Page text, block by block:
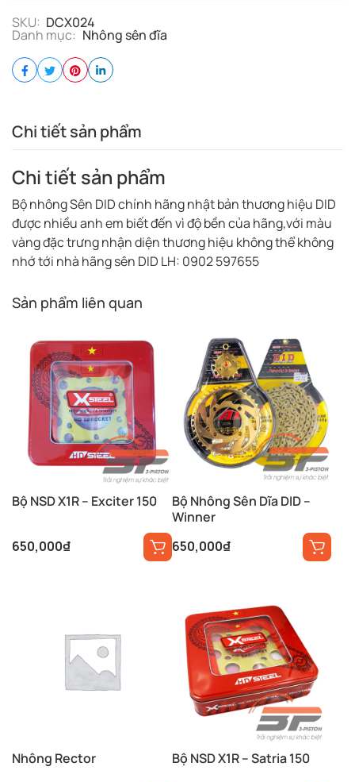
SKU: DCX024
Danh mục: Nhông sên đĩa
Chi tiết sản phẩm
Chi tiết sản phẩm
Bộ nhông Sên DID chính hãng nhật bản thương hiệu DID
được nhiều anh em biết đến vì độ bền của hãng,với màu
vàng đặc trưng nhận diện thương hiệu không thể không
nhớ tới nhà hãng sên DID LH: 0902 597655
Sản phẩm liên quan
Bộ NSD X1R – Exciter 150
650,000₫
Bộ Nhông Sên Dĩa DID –
Winner
650,000₫
Nhông Rector Bộ NSD X1R – Satria 150